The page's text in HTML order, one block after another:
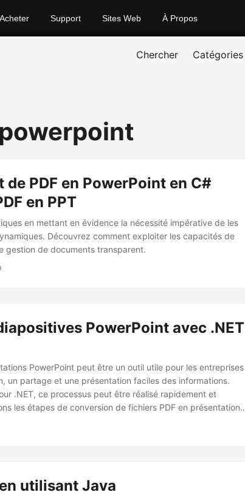
Acheter Support Sites Web À Propos
Chercher Catégories
PDF en PowerPoint en C#
en PPT
en mettant en évidence la nécessité impérative de les
Découvrez comment exploiter les capacités de
gestion de documents transparent.
PowerPoint avec .NET
PowerPoint peut être un outil utile pour les entreprises
un partage et une présentation faciles des informations.
.NET, ce processus peut être réalisé rapidement et
les étapes de conversion de fichiers PDF en présentations
Cloud, ainsi que des conseils et des informations
utilisant Java